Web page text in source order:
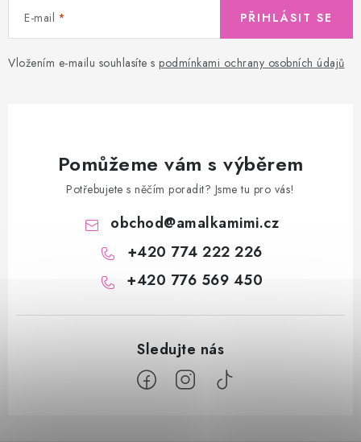
E-mail
Vložením e-mailu souhlasíte s podmínkami ochrany osobních údajů
PŘIHLÁSIT SE
Pomůžeme vám s výběrem
Potřebujete s něčím poradit? Jsme tu pro vás!
obchod@amalkamimi.cz
+420 774 222 226
+420 776 569 450